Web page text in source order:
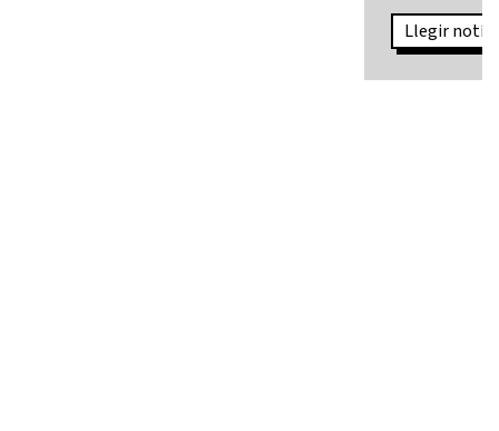
Llegir